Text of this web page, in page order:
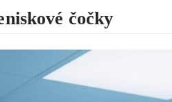
čočky